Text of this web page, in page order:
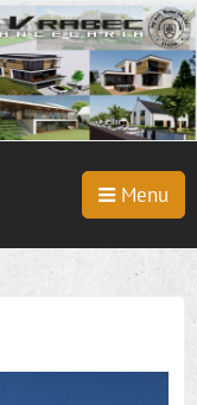
Menu